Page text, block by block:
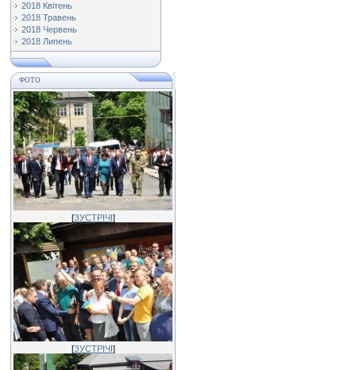
2018 Квітень
2018 Травень
2018 Червень
2018 Липень
ФОТО
[ЗУСТРІЧІ]
[ЗУСТРІЧІ]